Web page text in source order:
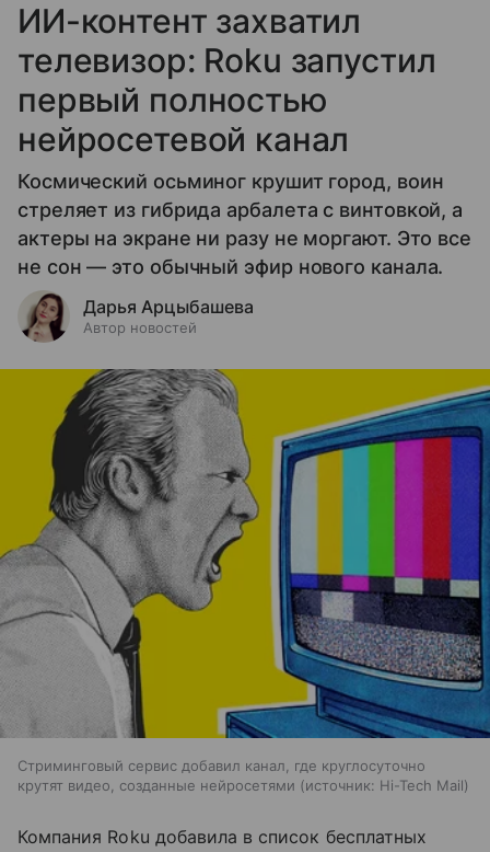
ИИ-контент захватил
телевизор: Roku запустил
первый полностью
нейросетевой канал
Космический осьминог крушит город, воин
стреляет из гибрида арбалета с винтовкой, а
актеры на экране ни разу не моргают. Это все
не сон — это обычный эфир нового канала.
Дарья Арцыбашева
Автор новостей
Стриминговый сервис добавил канал, где круглосуточно
крутят видео, созданные нейросетями
источник: Hi-Tech Mail
Компания Roku добавила в список бесплатных